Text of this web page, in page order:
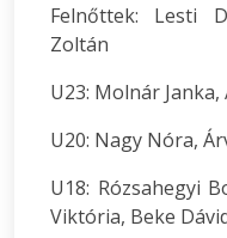
Felnőttek: Lesti
Zoltán
U23: Molnár
U20: Nagy Nóra,
U18: Rózsahegyi
Viktória, Beke